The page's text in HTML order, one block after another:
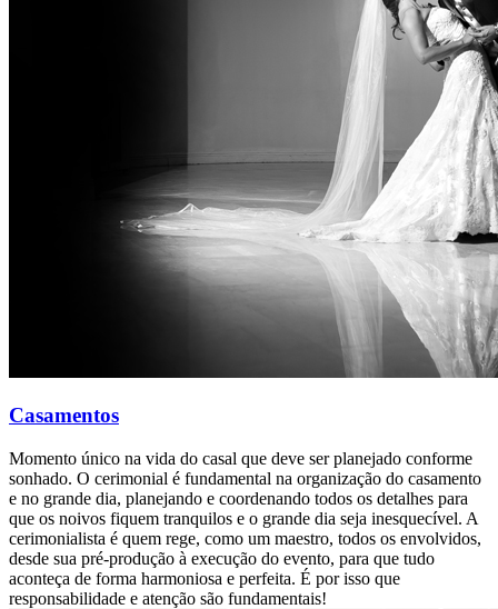
Casamentos
Momento único na vida do casal que deve ser planejado conforme
sonhado. O cerimonial é fundamental na organização do casamento
e no grande dia, planejando e coordenando todos os detalhes para
que os noivos fiquem tranquilos e o grande dia seja inesquecível. A
cerimonialista é quem rege, como um maestro, todos os envolvidos,
desde sua pré-produção à execução do evento, para que tudo
aconteça de forma harmoniosa e perfeita. É por isso que
responsabilidade e atenção são fundamentais!